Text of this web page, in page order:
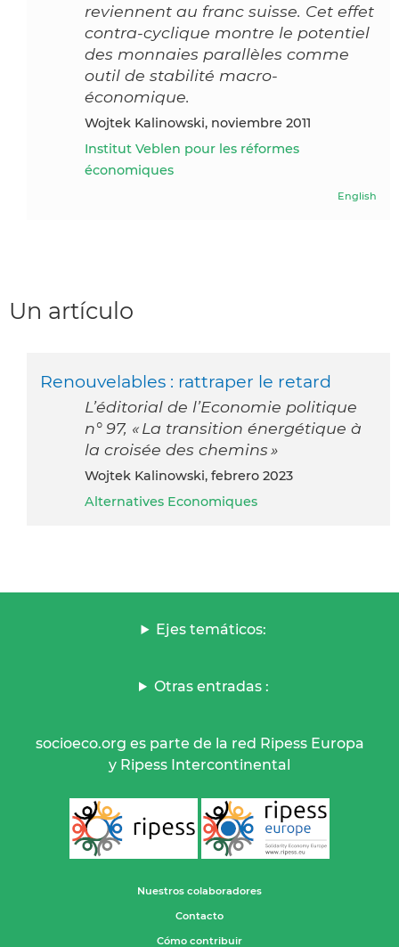
reviennent au franc suisse. Cet effet
contra-cyclique montre le potentiel
des monnaies parallèles comme
outil de stabilité macro-
économique.
Wojtek Kalinowski, noviembre 2011
Institut Veblen pour les réformes
économiques
English
Un artículo
Renouvelables : rattraper le retard
L’éditorial de l’Economie politique
n° 97, « La transition énergétique à
la croisée des chemins »
Wojtek Kalinowski, febrero 2023
Alternatives Economiques
Ejes temáticos:
Otras entradas :
socioeco.org es parte de la red Ripess Europa
y Ripess Intercontinental
Nuestros colaboradores
Contacto
Cómo contribuir